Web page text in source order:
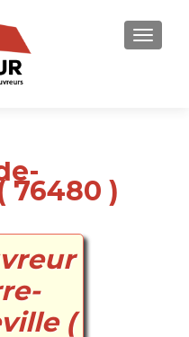
76480 )
(